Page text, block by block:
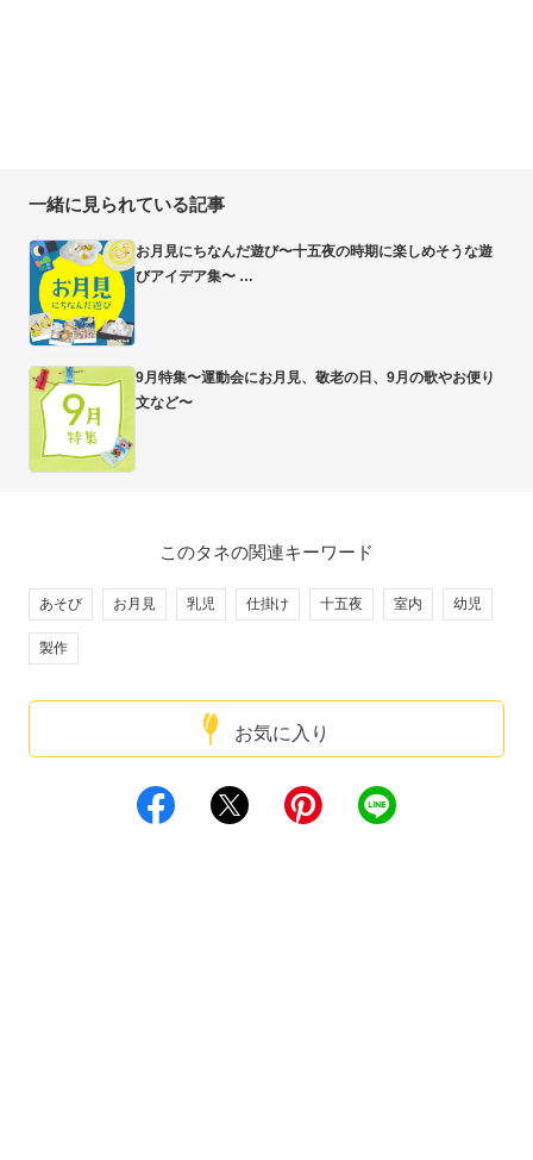
一緒に見られている記事
お月見にちなんだ遊び〜十五夜の時期に楽しめそうな遊
びアイデア集〜
9月特集〜運動会にお月見、敬老の日、9月の歌やお便り
文など〜
お気に入り
このタネの関連キーワード
あそび お月見 乳児 仕掛け 十五夜 室内 幼児
製作